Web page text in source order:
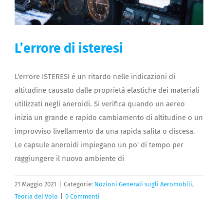
L’errore di isteresi
L'errore ISTERESI è un ritardo nelle indicazioni di
altitudine causato dalle proprietà elastiche dei materiali
utilizzati negli aneroidi. Si verifica quando un aereo
inizia un grande e rapido cambiamento di altitudine o un
improvviso livellamento da una rapida salita o discesa.
Le capsule aneroidi impiegano un po' di tempo per
raggiungere il nuovo ambiente di
21 Maggio 2021 Categorie: Nozioni Generali sugli Aeromobili,
Teoria del Volo
0 Commenti